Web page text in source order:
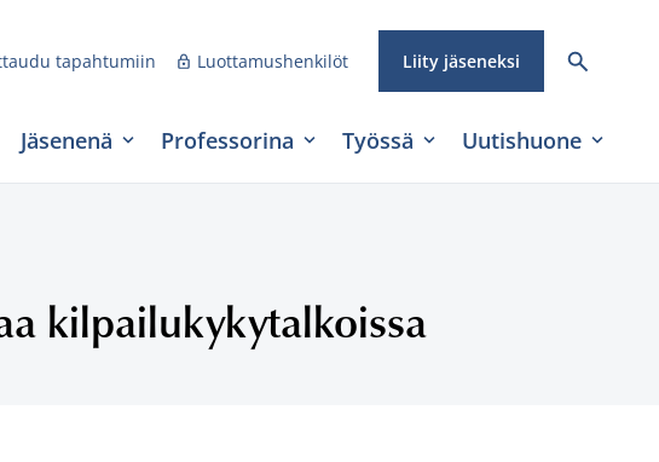
tapahtumiin Luottamushenkilöt Liity jäseneksi
Jäsenenä Professorina Työssä Uutishuone
kilpailukykytalkoissa